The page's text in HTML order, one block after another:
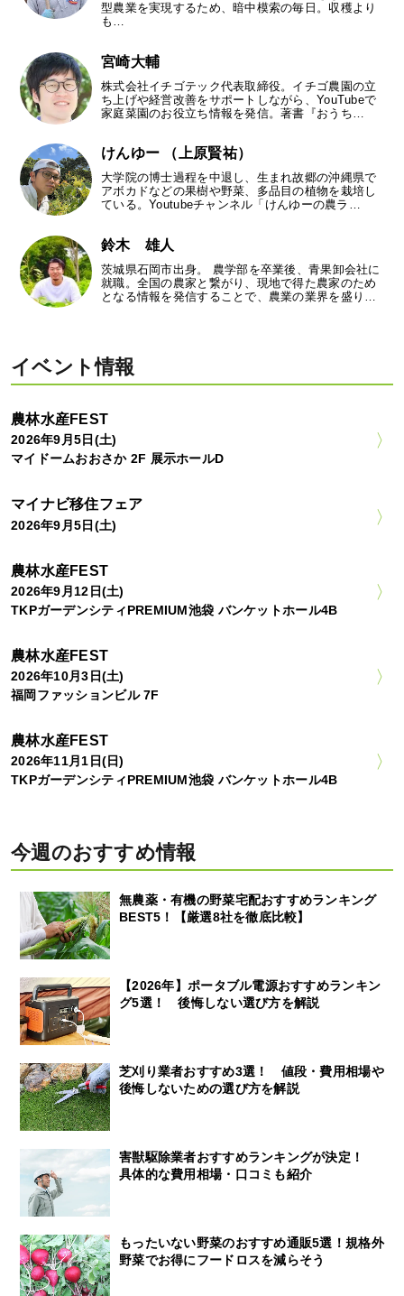
型農業を実現するため、暗中模索の毎日。収穫より
も…
宮崎大輔
株式会社イチゴテック代表取締役。イチゴ農園の立
ち上げや経営改善をサポートしながら、YouTubeで
家庭菜園のお役立ち情報を発信。著書『おうち…
けんゆー （上原賢祐）
大学院の博士過程を中退し、生まれ故郷の沖縄県で
アボカドなどの果樹や野菜、多品目の植物を栽培し
ている。Youtubeチャンネル「けんゆーの農ラ…
鈴木 雄人
茨城県石岡市出身。 農学部を卒業後、青果卸会社に
就職。全国の農家と繋がり、現地で得た農家のため
となる情報を発信することで、農業の業界を盛り…
イベント情報
農林水産FEST
2026年9月5日(土)
マイドームおおさか 2F 展示ホールD
マイナビ移住フェア
2026年9月5日(土)
農林水産FEST
2026年9月12日(土)
TKPガーデンシティPREMIUM池袋 バンケットホール4B
農林水産FEST
2026年10月3日(土)
福岡ファッションビル 7F
農林水産FEST
2026年11月1日(日)
TKPガーデンシティPREMIUM池袋 バンケットホール4B
今週のおすすめ情報
無農薬・有機の野菜宅配おすすめランキング
BEST5！【厳選8社を徹底比較】
【2026年】ポータブル電源おすすめランキン
グ5選！ 後悔しない選び方を解説
芝刈り業者おすすめ3選！ 値段・費用相場や
後悔しないための選び方を解説
害獣駆除業者おすすめランキングが決定！
具体的な費用相場・口コミも紹介
もったいない野菜のおすすめ通販5選！規格外
野菜でお得にフードロスを減らそう